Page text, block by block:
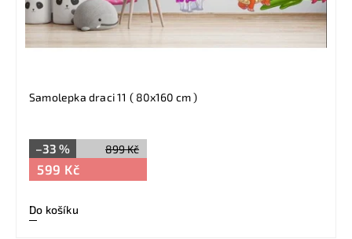
Samolepka draci 11 ( 80x160 cm )
899 Kč
–33 %
599 Kč
Do košíku